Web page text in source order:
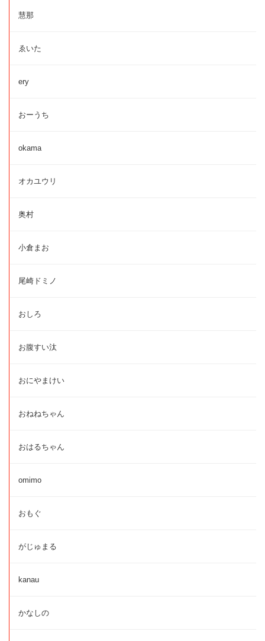
慧那
ゑいた
ery
おーうち
okama
オカユウリ
奥村
小倉まお
尾崎ドミノ
おしろ
お腹すい汰
おにやまけい
おねねちゃん
おはるちゃん
omimo
おもぐ
がじゅまる
kanau
かなしの